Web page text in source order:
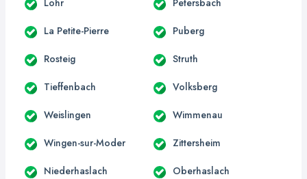
La Petite-Pierre Puberg
Rosteig Struth
Tieffenbach Volksberg
Weislingen Wimmenau
Wingen-sur-Moder Zittersheim
Niederhaslach Oberhaslach